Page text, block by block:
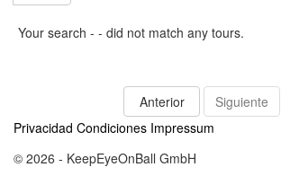
Your search - - did not match any tours.
Anterior
Siguiente
Privacidad Condiciones Impressum
© 2026 - KeepEyeOnBall GmbH